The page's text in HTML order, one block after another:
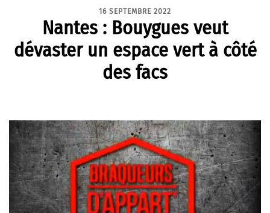
16 SEPTEMBRE 2022
Nantes : Bouygues veut
dévaster un espace vert à côté
des facs